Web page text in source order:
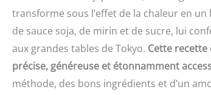
transforme sous l’effet de la chaleur en
de sauce soja, de mirin et de sucre, lui
aux grandes tables de Tokyo. Cette recette
précise, généreuse et étonnamment
méthode, des bons ingrédients et d’un